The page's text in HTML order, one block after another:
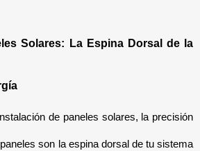
Solares: La Espina Dorsal de la
de paneles solares, la precisión
son la espina dorsal de tu sistema